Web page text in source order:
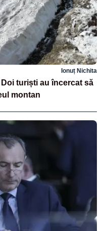
Ionuț Nichita
turiști au încercat să
montan